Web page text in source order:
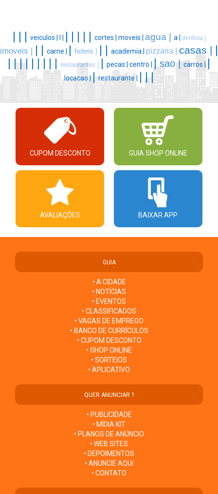
veiculos | cortes | moveis | agua | a | dentista |
imoveis | carne | hoteis | academia | pizzaria | casas |
||| restaurantes | pecas | centro | sao |carros |
locacao ||restaurante | ||
CUPOM DESCONTO GUIA SHOP ONLINE
AVALIAÇÕES BAIXAR APP
GUIA
• A CIDADE
• NOTÍCIAS
• EVENTOS
• CLASSIFICADOS
• VAGAS DE EMPREGO
• BANCO DE CURRÍCULOS
• CUPOM DESCONTO
• SHOP ONLINE
• SORTEIOS
• APLICATIVO
QUER ANUNCIAR ?
• PUBLICIDADE
• MÍDIA KIT
• PLANOS DE ANÚNCIO
• WEB SITES
• DEPOIMENTOS
• ANUNCIE AQUI
• CONTATO